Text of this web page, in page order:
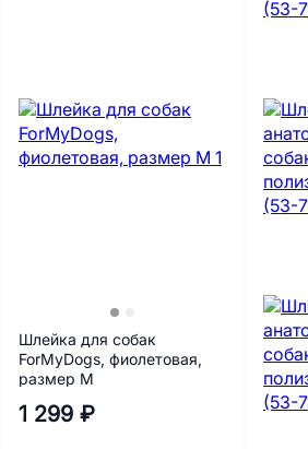
Шлейка для собак
ForMyDogs, фиолетовая,
размер M
1 299 ₽